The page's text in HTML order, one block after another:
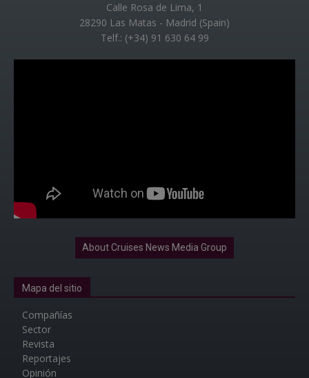
Calle Rosa de Lima, 1
28290 Las Matas - Madrid (Spain)
Telf.: (+34) 91 630 64 99
About Cruises News Media Group
Mapa del sitio
Compañías
Sector
Revista
Reportajes
Opinión